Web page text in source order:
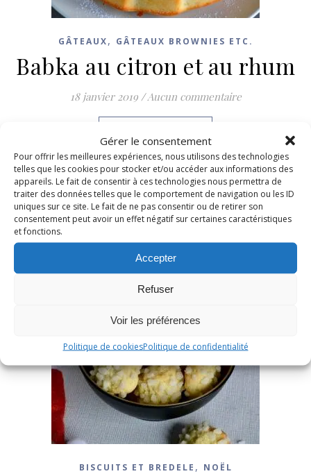
Gérer le consentement
Pour offrir les meilleures expériences, nous utilisons des technologies
telles que les cookies pour stocker et/ou accéder aux informations des
appareils. Le fait de consentir à ces technologies nous permettra de
traiter des données telles que le comportement de navigation ou les ID
uniques sur ce site. Le fait de ne pas consentir ou de retirer son
consentement peut avoir un effet négatif sur certaines caractéristiques
et fonctions.
Accepter
Refuser
Voir les préférences
Politique de cookiesPolitique de confidentialité
GÂTEAUX, GÂTEAUX BROWNIES ETC.
Babka au citron et au rhum
18 janvier 2019 /Aucun commentaire
BISCUITS ET BREDELE , NOËL